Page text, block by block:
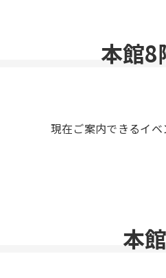
本館8
現在ご案内できるイベ
本